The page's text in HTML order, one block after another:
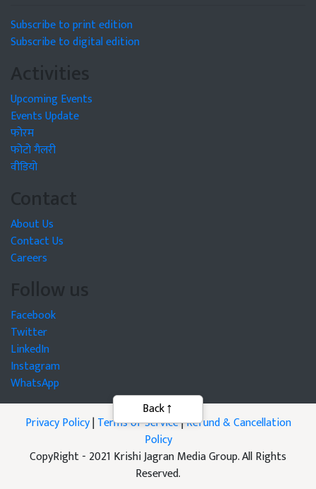
Subscribe to print edition
Subscribe to digital edition
Activities
Upcoming Events
Events Update
फोरम
फोटो गैलरी
वीडियो
Contact
About Us
Contact Us
Careers
Follow us
Facebook
Twitter
LinkedIn
Instagram
WhatsApp
Privacy Policy|Terms of Service|Refund & Cancellation
Policy
CopyRight - 2021 Krishi Jagran Media Group. All Rights
Reserved.
Back